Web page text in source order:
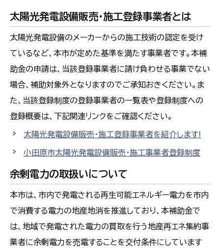
太陽光発電設備販売・施工登録事業者とは
太陽光発電設備のメーカーからの施工技術の認定を受け
ているなど、本市が定めた基準を満たす事業者です。本補
助金の申請は、当該登録事業者に請け負わせる事業でない
場合、補助対象外となりますのでご承知おきください。ま
た、当該登録制度の登録事業者の一覧表や登録制度への
登録概要は、下記関連リンクをご確認ください。
太陽光発電設備販売・施工登録事業者を紹介します!
小田原市太陽光発電設備販売・施工事業者登録制度
余剰電力の取扱いについて
本市は、市内で発電される再生可能エネルギー電力を市内
で消費する電力の地産地消を推進しており、本補助金で
は、地域で発電された電力の買取を行う地産再エネ集約事
業者に余剰電力を売電することを交付条件にしています